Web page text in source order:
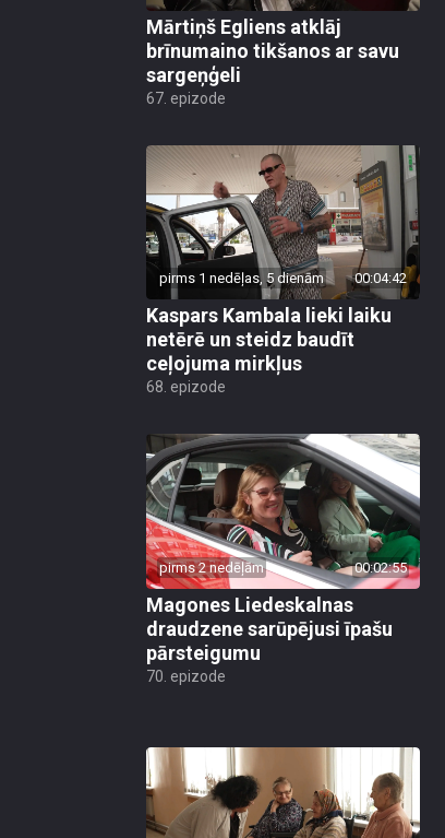
Mārtiņš Egliens atklāj
brīnumaino tikšanos ar savu
sargeņģeli
67. epizode
pirms 1 nedēļas, 5 dienām 00:04:42
Kaspars Kambala lieki laiku
netērē un steidz baudīt
ceļojuma mirkļus
68. epizode
pirms 2 nedēļām 00:02:55
Magones Liedeskalnas
draudzene sarūpējusi īpašu
pārsteigumu
70. epizode